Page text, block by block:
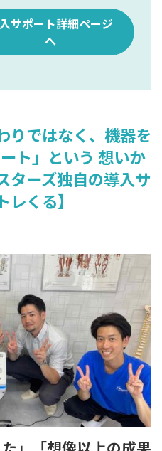
サポート詳細ページ
へ
りではなく、機器を
ト」という 想いか
ターズ独自の導入サ
レくる】